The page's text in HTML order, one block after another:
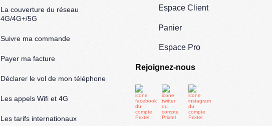
La couverture du réseau
4G/4G+/5G
Suivre ma commande
Payer ma facture
Déclarer le vol de mon téléphone
Les appels Wifi et 4G
Les tarifs internationaux
Espace Client
Panier
Espace Pro
Rejoignez-nous